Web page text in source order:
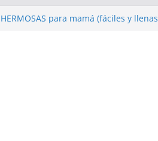
para mamá (fáciles y llenas